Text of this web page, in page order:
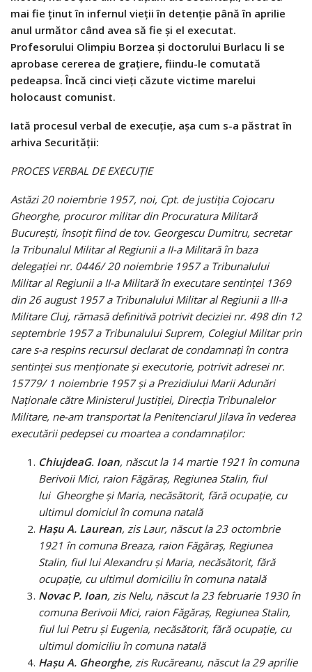
mai fie ținut în infernul vieții în detenție până în aprilie
anul următor când avea să fie și el executat.
Profesorului Olimpiu Borzea și doctorului Burlacu li se
aprobase cererea de grațiere, fiindu-le comutată
pedeapsa. Încă cinci vieți căzute victime marelui
holocaust comunist.
Iată procesul verbal de execuție, așa cum s-a păstrat în
arhiva Securității:
PROCES VERBAL DE EXECUŢIE
Astăzi 20 noiembrie 1957, noi, Cpt. de justiţia Cojocaru
Gheorghe, procuror militar din Procuratura Militară
Bucureşti, însoţit fiind de tov. Georgescu Dumitru, secretar
la Tribunalul Militar al Regiunii a II-a Militară în baza
delegaţiei nr. 0446/ 20 noiembrie 1957 a Tribunalului
Militar al Regiunii a II-a Militară în executare sentinţei 1369
din 26 august 1957 a Tribunalului Militar al Regiunii a III-a
Militare Cluj, rămasă definitivă potrivit deciziei nr. 498 din 12
septembrie 1957 a Tribunalului Suprem, Colegiul Militar prin
care s-a respins recursul declarat de condamnaţi în contra
sentinţei sus menţionate şi executorie, potrivit adresei nr.
15779/ 1 noiembrie 1957 şi a Prezidiului Marii Adunări
Naţionale către Ministerul Justiţiei, Direcţia Tribunalelor
Militare, ne-am transportat la Penitenciarul Jilava în vederea
executării pedepsei cu moartea a condamnaţilor:
ChiujdeaG. Ioan, născut la 14 martie 1921 în comuna
Berivoii Mici, raion Făgăraş, Regiunea Stalin, fiul
lui Gheorghe şi Maria, necăsătorit, fără ocupaţie, cu
ultimul domiciul în comuna natală
Haşu A. Laurean, zis Laur, născut la 23 octombrie
1921 în comuna Breaza, raion Făgăraş, Regiunea
Stalin, fiul lui Alexandru şi Maria, necăsătorit, fără
ocupaţie, cu ultimul domiciliu în comuna natală
Novac P. Ioan, zis Nelu, născut la 23 februarie 1930 în
comuna Berivoii Mici, raion Făgăraş, Regiunea Stalin,
fiul lui Petru şi Eugenia, necăsătorit, fără ocupaţie, cu
ultimul domiciliu în comuna natală
Haşu A. Gheorghe, zis Rucăreanu, născut la 29 aprilie